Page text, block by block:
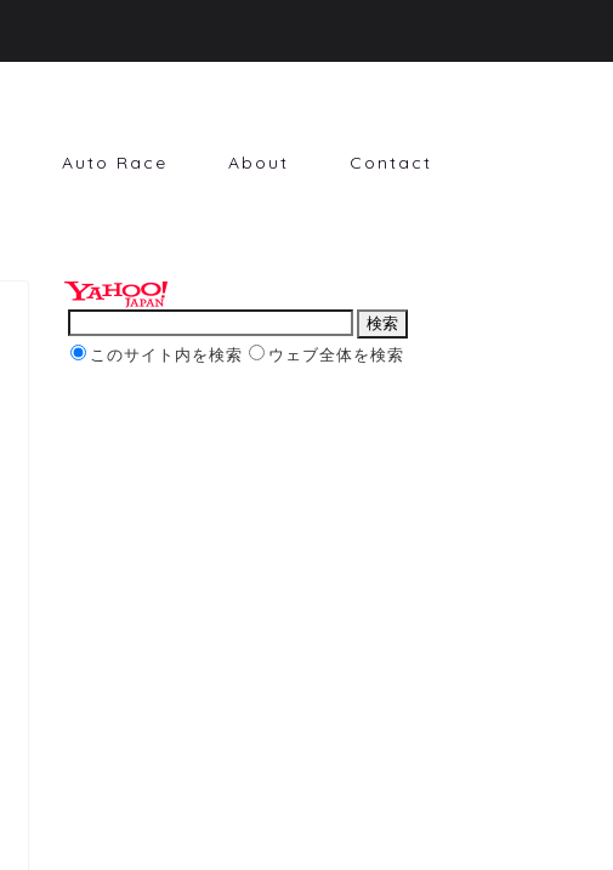
Auto Race About Contact
このサイト内を検索 ウェブ全体を検索